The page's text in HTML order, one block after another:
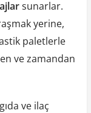
sunarlar.
yerine,
paletlerle
ve zamandan
ve ilaç